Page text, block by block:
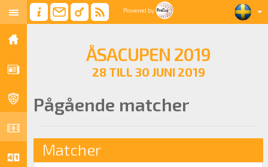
Powered by
ÅSACUPEN 2019
28 TILL 30 JUNI 2019
Pågående matcher
Matcher